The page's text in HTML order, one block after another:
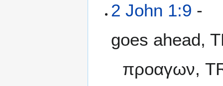
2 John 1:9 -
goes ahead,
προαγων,